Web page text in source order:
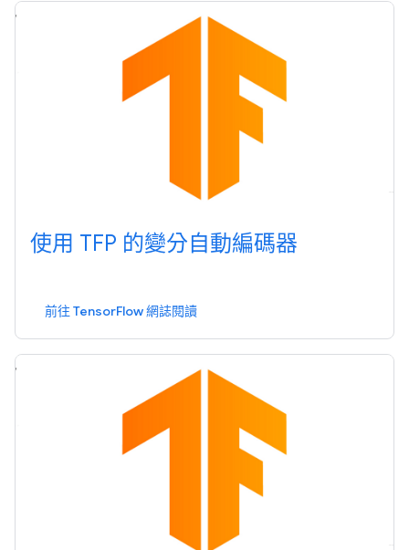
使用 TFP 的變分自動編碼器
前往 TensorFlow 網誌閱讀